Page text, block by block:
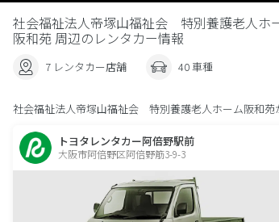
社会福祉法人帝塚山福祉会 特別養護老人ホ
阪和苑 周辺のレンタカー情報
7 レンタカー店舗 40 車種
社会福祉法人帝塚山福祉会 特別養護老人ホーム阪和苑
トヨタレンタカー阿倍野駅前
大阪市阿倍野区阿倍野筋3-9-3